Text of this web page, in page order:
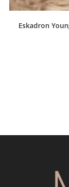
Eskadron